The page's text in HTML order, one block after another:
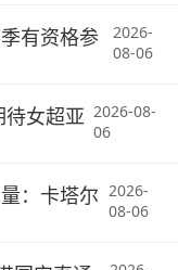
有资格参
2026-
08-06
待女超亚 2026-08-
06
：卡塔尔 2026-
08-06